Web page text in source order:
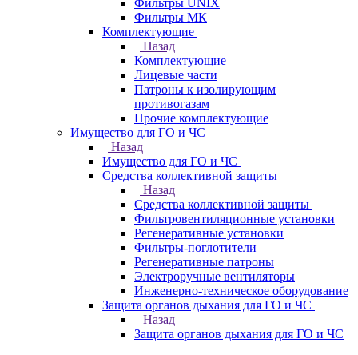
Фильтры UNIX
Фильтры МК
Комплектующие
Назад
Комплектующие
Лицевые части
Патроны к изолирующим
противогазам
Прочие комплектующие
Имущество для ГО и ЧС
Назад
Имущество для ГО и ЧС
Средства коллективной защиты
Назад
Средства коллективной защиты
Фильтровентиляционные установки
Регенеративные установки
Фильтры-поглотители
Регенеративные патроны
Электроручные вентиляторы
Инженерно-техническое оборудование
Защита органов дыхания для ГО и ЧС
Назад
Защита органов дыхания для ГО и ЧС